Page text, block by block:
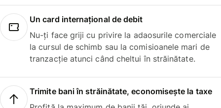
Un card internațional de debit
Nu-ți face griji cu privire la adaosurile comerciale
la cursul de schimb sau la comisioanele mari de
tranzacție atunci când cheltui în străinătate.
Trimite bani în străinătate, economisește la taxe